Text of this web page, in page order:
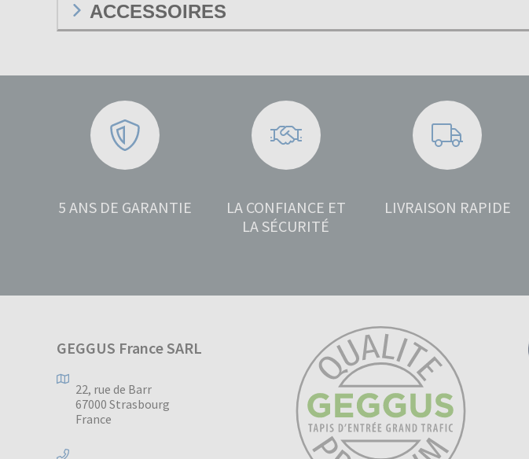
ACCESSOIRES
5 ANS DE GARANTIE
LA CONFIANCE ET
LA SÉCURITÉ
LIVRAISON RAPIDE
GEGGUS France SARL
22, rue de Barr
67000 Strasbourg
France